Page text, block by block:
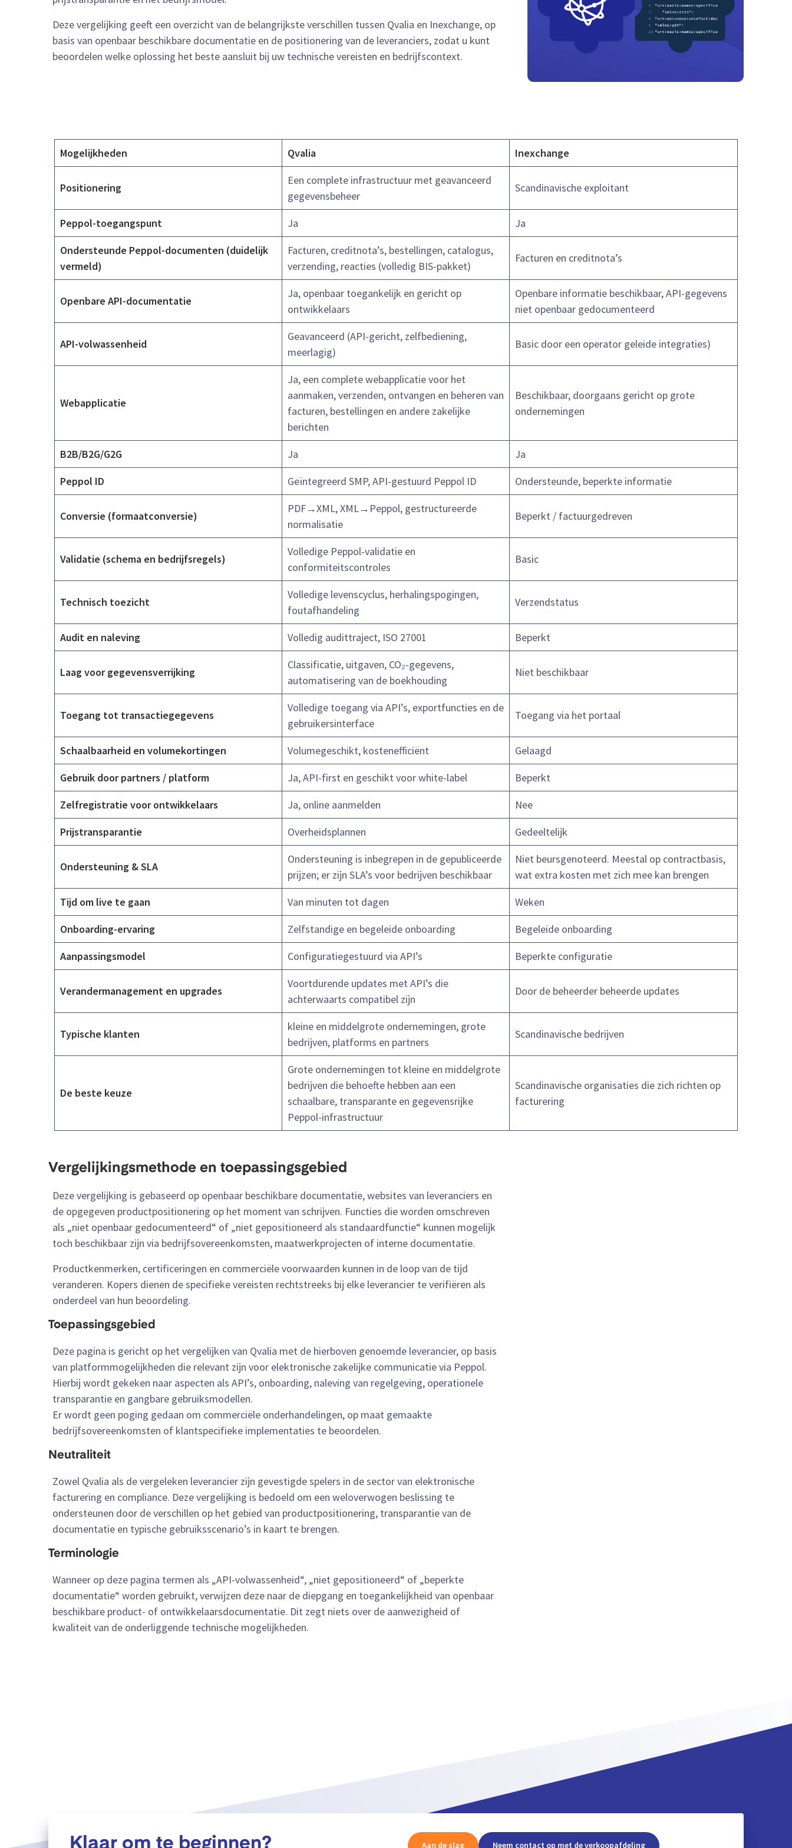
Deze vergelijking geeft een overzicht van de belangrijkste verschillen tussen Qvalia en Inexchange, op
basis van openbaar beschikbare documentatie en de positionering van de leveranciers, zodat u kunt
beoordelen welke oplossing het beste aansluit bij uw technische vereisten en bedrijfscontext.
Mogelijkheden Qvalia Inexchange
Positionering
Een complete infrastructuur met geavanceerd
gegevensbeheer
Scandinavische exploitant
Peppol-toegangspunt Ja
Ja
Ondersteunde Peppol-documenten (duidelijk
vermeld)
Facturen, creditnota’s, bestellingen, catalogus,
verzending, reacties (volledig BIS-pakket)
Facturen en creditnota’s
Openbare API-documentatie
Ja, openbaar toegankelijk en gericht op
ontwikkelaars
Openbare informatie beschikbaar, API-gegevens
niet openbaar gedocumenteerd
API-volwassenheid
Geavanceerd (API-gericht, zelfbediening,
meerlagig)
Basic door een operator geleide integraties)
Webapplicatie
Ja, een complete webapplicatie voor het
aanmaken, verzenden, ontvangen en beheren van
facturen, bestellingen en andere zakelijke
berichten
Beschikbaar, doorgaans gericht op grote
ondernemingen
B2B/B2G/G2G Ja
Ja
Peppol ID
Geïntegreerd SMP, API-gestuurd Peppol ID Ondersteunde, beperkte informatie
Conversie (formaatconversie)
PDF→XML, XML→Peppol, gestructureerde
normalisatie
Beperkt / factuurgedreven
Validatie (schema en bedrijfsregels)
Volledige Peppol-validatie en
conformiteitscontroles
Basic
Technisch toezicht
Volledige levenscyclus, herhalingspogingen,
foutafhandeling
Verzendstatus
Audit en naleving Volledig audittraject, ISO 27001 Beperkt
Laag voor gegevensverrijking
Classificatie, uitgaven, CO₂-gegevens,
automatisering van de boekhouding
Niet beschikbaar
Toegang tot transactiegegevens
Volledige toegang via API’s, exportfuncties en de
gebruikersinterface
Toegang via het portaal
Schaalbaarheid en volumekortingen Volumegeschikt, kostenefficiënt
Gelaagd
Gebruik door partners / platform
Ja, API-first en geschikt voor white-label
Beperkt
Zelfregistratie voor ontwikkelaars
Ja, online aanmelden
Nee
Prijstransparantie
Overheidsplannen Gedeeltelijk
Ondersteuning & SLA
Ondersteuning is inbegrepen in de gepubliceerde
prijzen; er zijn SLA’s voor bedrijven beschikbaar
Niet beursgenoteerd. Meestal op contractbasis,
wat extra kosten met zich mee kan brengen
Tijd om live te gaan
Van minuten tot dagen
Weken
Onboarding-ervaring
Zelfstandige en begeleide onboarding
Begeleide onboarding
Aanpassingsmodel
Configuratiegestuurd via API’s Beperkte configuratie
Verandermanagement en upgrades
Voortdurende updates met API’s die
achterwaarts compatibel zijn
Door de beheerder beheerde updates
Typische klanten
kleine en middelgrote ondernemingen, grote
bedrijven, platforms en partners
Scandinavische bedrijven
De beste keuze
Grote ondernemingen tot kleine en middelgrote
bedrijven die behoefte hebben aan een
schaalbare, transparante en gegevensrijke
Peppol-infrastructuur
Scandinavische organisaties die zich richten op
facturering
Vergelijkingsmethode en toepassingsgebied
Deze vergelijking is gebaseerd op openbaar beschikbare documentatie, websites van leveranciers en
de opgegeven productpositionering op het moment van schrijven. Functies die worden omschreven
als „niet openbaar gedocumenteerd“ of „niet gepositioneerd als standaardfunctie“ kunnen mogelijk
toch beschikbaar zijn via bedrijfsovereenkomsten, maatwerkprojecten of interne documentatie.
Productkenmerken, certificeringen en commerciële voorwaarden kunnen in de loop van de tijd
veranderen. Kopers dienen de specifieke vereisten rechtstreeks bij elke leverancier te verifiëren als
onderdeel van hun beoordeling.
Toepassingsgebied
Deze pagina is gericht op het vergelijken van Qvalia met de hierboven genoemde leverancier, op basis
van platformmogelijkheden die relevant zijn voor elektronische zakelijke communicatie via Peppol.
Hierbij wordt gekeken naar aspecten als API’s, onboarding, naleving van regelgeving, operationele
transparantie en gangbare gebruiksmodellen.
Er wordt geen poging gedaan om commerciële onderhandelingen, op maat gemaakte
bedrijfsovereenkomsten of klantspecifieke implementaties te beoordelen.
Neutraliteit
Zowel Qvalia als de vergeleken leverancier zijn gevestigde spelers in de sector van elektronische
facturering en compliance. Deze vergelijking is bedoeld om een weloverwogen beslissing te
ondersteunen door de verschillen op het gebied van productpositionering, transparantie van de
documentatie en typische gebruiksscenario’s in kaart te brengen.
Terminologie
Wanneer op deze pagina termen als „API-volwassenheid“, „niet gepositioneerd“ of „beperkte
documentatie“ worden gebruikt, verwijzen deze naar de diepgang en toegankelijkheid van openbaar
beschikbare product- of ontwikkelaarsdocumentatie. Dit zegt niets over de aanwezigheid of
kwaliteit van de onderliggende technische mogelijkheden.
Klaar om te beginnen? Aan de slag Neem contact op met de verkoopafdeling